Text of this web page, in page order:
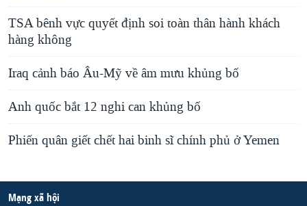
TSA bênh vực quyết định soi toàn thân hành khách
hàng không
Iraq cảnh báo Âu-Mỹ về âm mưu khủng bố
Anh quốc bắt 12 nghi can khủng bố
Phiến quân giết chết hai binh sĩ chính phủ ở Yemen
Mạng xã hội